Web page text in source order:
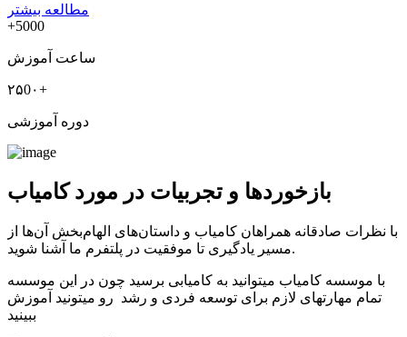
مطالعه بیشتر
+5000
ساعت آموزش
۲۵0۰+
دوره آموزشی
بازخوردها و تجربیات در مورد کامیاب
با نظرات صادقانه همراهان کامیاب و داستان‌های الهام‌بخش آن‌ها از
مسیر یادگیری تا موفقیت در پلتفرم ما آشنا شوید.
با موسسه کامیاب میتوانید به کامیابی برسید چون در این موسسه
تمام مهارتهای لازم برای توسعه فردی و رشد رو میتونید آموزش
ببینید